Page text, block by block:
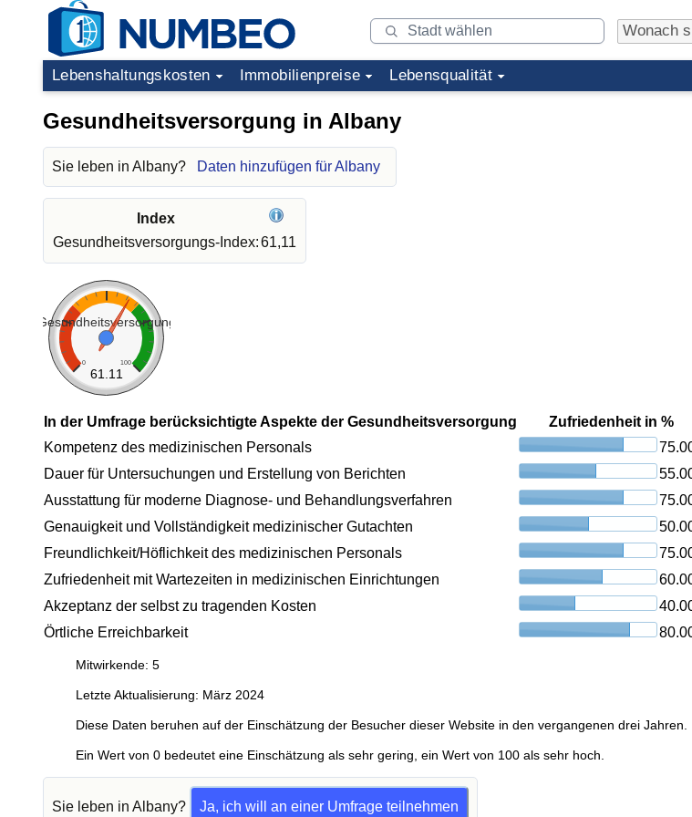
Lebenshaltungskosten Immobilienpreise Lebensqualität
Gesundheitsversorgung in Albany
Sie leben in Albany? Daten hinzufügen für Albany
Index
Gesundheitsversorgungs-Index:61,11
Gesundheitsversorgung
0 100
61.11
In der Umfrage berücksichtigte Aspekte der Gesundheitsversorgung
Zufriedenheit in %
Kompetenz des medizinischen Personals
Dauer für Untersuchungen und Erstellung von Berichten
Ausstattung für moderne Diagnose- und Behandlungsverfahren
Genauigkeit und Vollständigkeit medizinischer Gutachten
Freundlichkeit/Höflichkeit des medizinischen Personals
Zufriedenheit mit Wartezeiten in medizinischen Einrichtungen
Akzeptanz der selbst zu tragenden Kosten
Örtliche Erreichbarkeit
Mitwirkende: 5
Letzte Aktualisierung: März 2024
Diese Daten beruhen auf der Einschätzung der Besucher dieser Website in den vergangenen drei Jahren.
Ein Wert von 0 bedeutet eine Einschätzung als sehr gering, ein Wert von 100 als sehr hoch.
Sie leben in Albany? Ja, ich will an einer Umfrage teilnehmen